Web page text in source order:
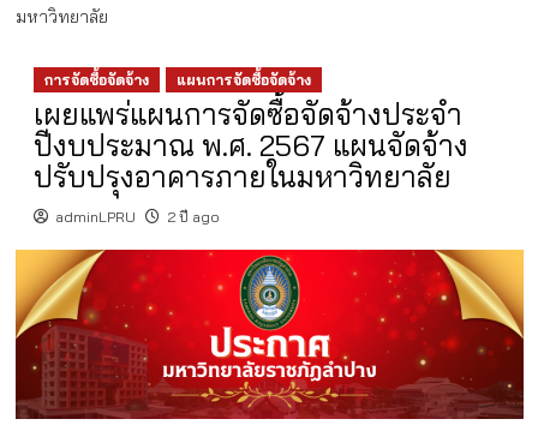
มหาวิทยาลัย
การจัดซื้อจัดจ้าง แผนการจัดซื้อจัดจ้าง
เผยแพร่แผนการจัดซื้อจัดจ้างประจำ
ปีงบประมาณ พ.ศ. 2567 แผนจัดจ้าง
ปรับปรุงอาคารภายในมหาวิทยาลัย
adminLPRU 2 ปี ago